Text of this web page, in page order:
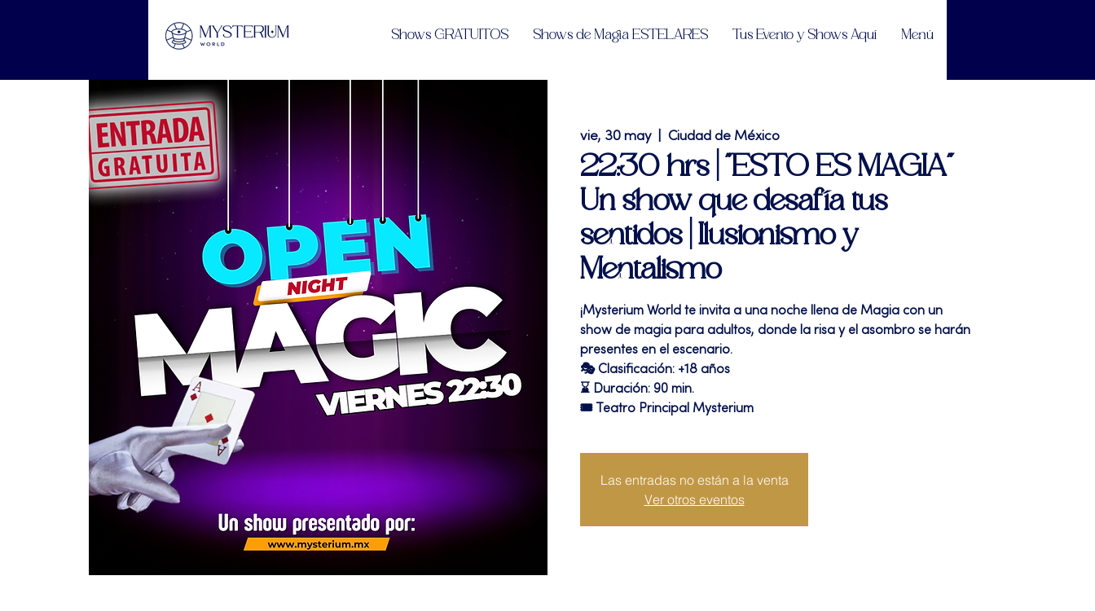
Shows GRATUITOS Shows de Magia ESTELARES Tus Evento y Shows Aquí Menú
vie, 30 may
  |
Ciudad de México
22:30 hrs | "ESTO ES MAGIA"
Un show que desafía tus
sentidos | Ilusionismo y
Mentalismo
¡Mysterium World te invita a una noche llena de Magia con un
show de magia para adultos, donde la risa y el asombro se harán
presentes en el escenario.
🎭 Clasificación: +18 años
⌛ Duración: 90 min.
🎟 Teatro Principal Mysterium
Las entradas no están a la venta
Ver otros eventos